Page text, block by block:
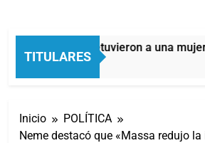
TITULARES
Quilmes: detuvieron a una
4 Horas Atrás
Inicio
POLÍTICA
Neme destacó que «Massa redujo